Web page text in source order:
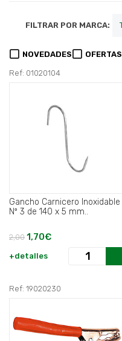
FILTRAR POR MARCA:
NOVEDADES OFERTAS
Ref: 01020104
Gancho Carnicero Inoxidable
Nº 3 de 140 x 5 mm..
2,00 1,70€
+detalles
Ref: 19020230